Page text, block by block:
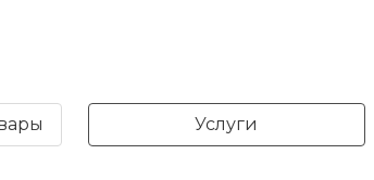
Услуги